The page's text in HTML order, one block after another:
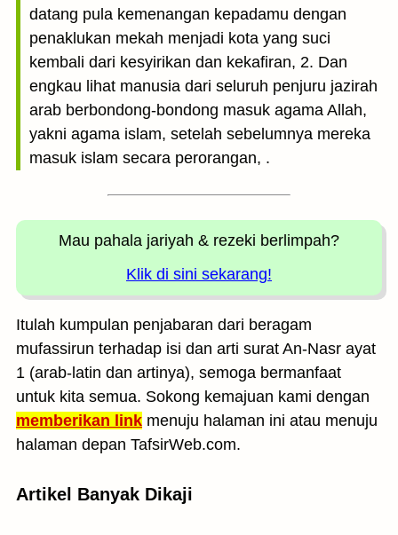
datang pula kemenangan kepadamu dengan
penaklukan mekah menjadi kota yang suci
kembali dari kesyirikan dan kekafiran, 2. Dan
engkau lihat manusia dari seluruh penjuru jazirah
arab berbondong-bondong masuk agama Allah,
yakni agama islam, setelah sebelumnya mereka
masuk islam secara perorangan, .
Mau pahala jariyah & rezeki berlimpah?
Klik di sini sekarang!
Itulah kumpulan penjabaran dari beragam
mufassirun terhadap isi dan arti surat An-Nasr ayat
1 (arab-latin dan artinya), semoga bermanfaat
untuk kita semua. Sokong kemajuan kami dengan
memberikan link menuju halaman ini atau menuju
halaman depan TafsirWeb.com.
Artikel Banyak Dikaji